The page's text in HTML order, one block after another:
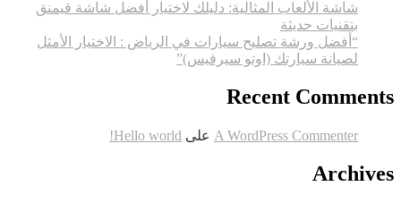
شاشة الألعاب المثالية: دليلك لاختيار أفضل شاشة قيمنق
بتقنيات حديثة
“أفضل ورشة تصليح سيارات في الرياض : الاختيار الأمثل
لصيانة سيارتك (اوتو سيرفيس)”
Recent Comments
A WordPress Commenter على Hello world!
Archives